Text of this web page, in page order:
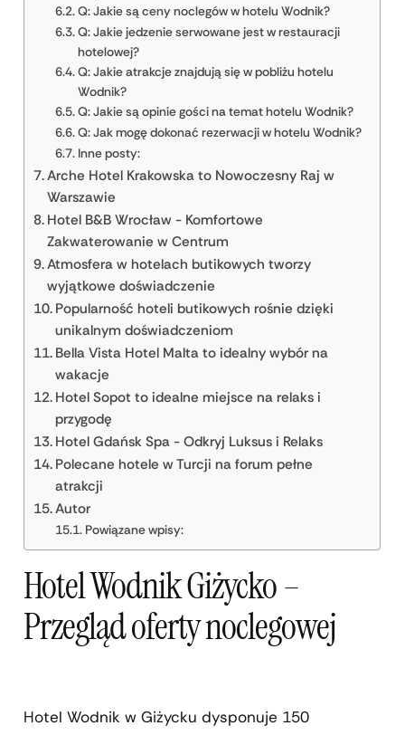
Q: Jakie są ceny noclegów w hotelu Wodnik?
Q: Jakie jedzenie serwowane jest w restauracji
hotelowej?
Q: Jakie atrakcje znajdują się w pobliżu hotelu
Wodnik?
Q: Jakie są opinie gości na temat hotelu Wodnik?
Q: Jak mogę dokonać rezerwacji w hotelu Wodnik?
Inne posty:
Arche Hotel Krakowska to Nowoczesny Raj w
Warszawie
Hotel B&B Wrocław - Komfortowe
Zakwaterowanie w Centrum
Atmosfera w hotelach butikowych tworzy
wyjątkowe doświadczenie
Popularność hoteli butikowych rośnie dzięki
unikalnym doświadczeniom
Bella Vista Hotel Malta to idealny wybór na
wakacje
Hotel Sopot to idealne miejsce na relaks i
przygodę
Hotel Gdańsk Spa - Odkryj Luksus i Relaks
Polecane hotele w Turcji na forum pełne
atrakcji
Autor
Powiązane wpisy:
Hotel Wodnik Giżycko –
Przegląd oferty noclegowej
Hotel Wodnik w Giżycku dysponuje 150